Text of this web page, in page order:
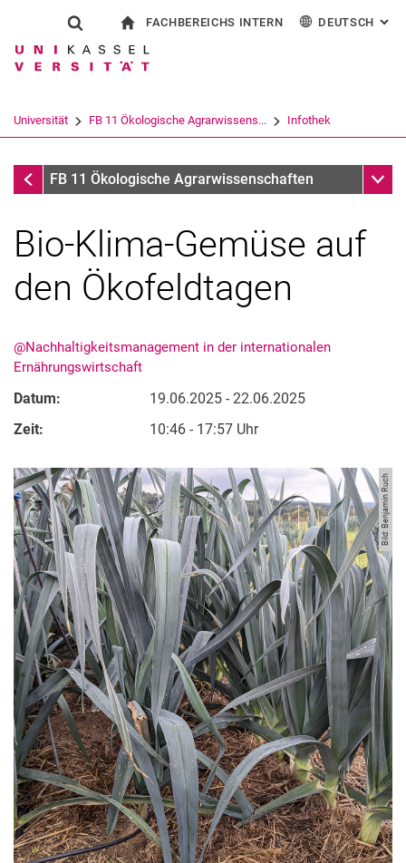
Springe direkt zu: Inhalt
Springe direkt zu: Suche
Springe direkt zu:
Suchformular
Suchbegriff
Suchen (öffnet externen Link in einem
FACHBEREICHS INTERN DEUTSCH :
Universität FB 11 Ökologische Agrarwissens... Infothek
InfothekFB 11 Ökologische Agrarwissenschaften
Kurzfilme
Medienbeiträge
Jahresberichte
Absolvent:innen-Jahrgänge
Abgeschlossene Promotionen
Pressearchiv
Geschichte des Fachbereich Ökologische Agrarwissenschaften
Witzenhausen und der Kolonialismus
Bio-Klima-Gemüse auf
den Ökofeldtagen
@Nachhaltigkeitsmanagement in der internationalen
Ernährungswirtschaft
Datum:
19.06.2025 - 22.06.2025
Zeit:
10:46 - 17:57 Uhr
Bild: Benjamin Ruch